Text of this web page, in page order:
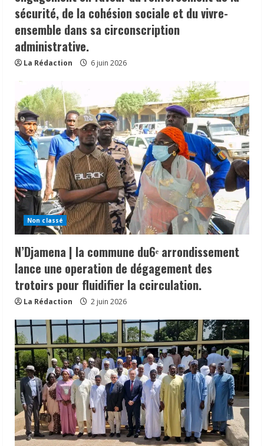
sécurité, de la cohésion sociale et du vivre-
ensemble dans sa circonscription
administrative.
La Rédaction 6 juin 2026
Non classé
N’Djamena | la commune du6ᵉ arrondissement
lance une operation de dégagement des
trotoirs pour fluidifier la ccirculation.
La Rédaction 2 juin 2026